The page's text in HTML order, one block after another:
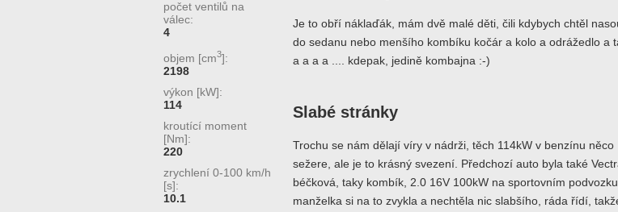
počet ventilů na
válec:
4
objem [cm3]:
2198
výkon [kW]:
114
kroutící moment
[Nm]:
220
zrychlení 0-100 km/h
[s]:
10.1
Je to obří náklaďák, mám dvě malé děti, čili kdybych chtěl
do sedanu nebo menšího kombíku kočár a kolo a odrážedlo a
a a a a .... kdepak, jedině kombajna :-)
Slabé stránky
Trochu se nám dělají víry v nádrži, těch 114kW v benzínu něco
sežere, ale je to krásný svezení. Předchozí auto byla také
béčková, taky kombík, 2.0 16V 100kW na sportovním
manželka si na to zvykla a nechtěla nic slabšího, ráda řídí,